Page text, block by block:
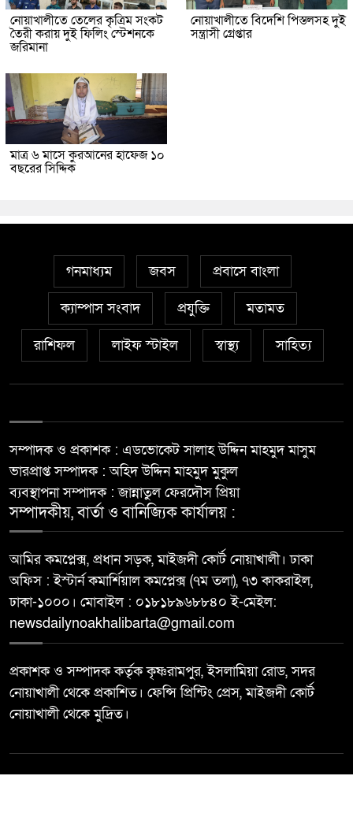
নোয়াখালীতে তেলের কৃত্রিম সংকট
তৈরী করায় দুই ফিলিং স্টেশনকে
জরিমানা
নোয়াখালীতে বিদেশি পিস্তলসহ দুই
সন্ত্রাসী গ্রেপ্তার
মাত্র ৬ মাসে কুরআনের হাফেজ ১০
বছরের সিদ্দিক
গনমাধ্যম জবস প্রবাসে বাংলা
ক্যাম্পাস সংবাদ প্রযুক্তি মতামত
রাশিফল লাইফ স্টাইল স্বাস্থ্য সাহিত্য
সম্পাদক ও প্রকাশক : এডভোকেট সালাহ উদ্দিন মাহমুদ মাসুম
ভারপ্রাপ্ত সম্পাদক : অহিদ উদ্দিন মাহমুদ মুকুল
ব্যবস্থাপনা সম্পাদক : জান্নাতুল ফেরদৌস প্রিয়া
সম্পাদকীয়, বার্তা ও বানিজ্যিক কার্যালয় :
আমির কমপ্লেক্স, প্রধান সড়ক, মাইজদী কোর্ট নোয়াখালী। ঢাকা
অফিস : ইস্টার্ন কমার্শিয়াল কমপ্লেক্স (৭ম তলা), ৭৩ কাকরাইল,
ঢাকা-১০০০। মোবাইল : ০১৮১৮৯৬৮৮৪০ ই-মেইল:
newsdailynoakhalibarta@gmail.com
প্রকাশক ও সম্পাদক কর্তৃক কৃষ্ণরামপুর, ইসলামিয়া রোড, সদর
নোয়াখালী থেকে প্রকাশিত। ফেন্সি প্রিন্টিং প্রেস, মাইজদী কোর্ট
নোয়াখালী থেকে মুদ্রিত।